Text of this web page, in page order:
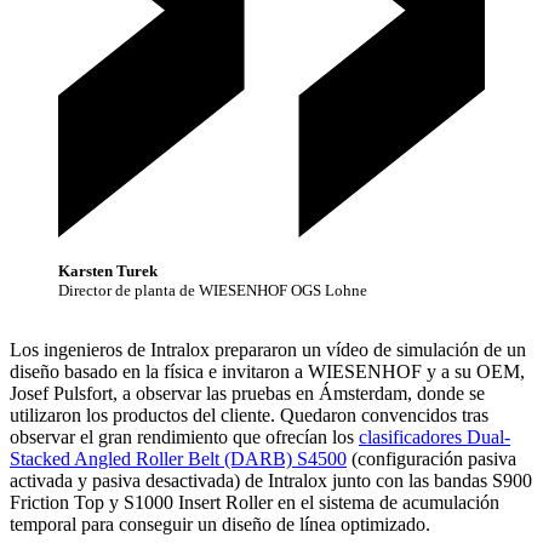
Karsten Turek
Director de planta de WIESENHOF OGS Lohne
Los ingenieros de Intralox prepararon un vídeo de simulación de un
diseño basado en la física e invitaron a WIESENHOF y a su OEM,
Josef Pulsfort, a observar las pruebas en Ámsterdam, donde se
utilizaron los productos del cliente. Quedaron convencidos tras
observar el gran rendimiento que ofrecían los clasificadores Dual-
Stacked Angled Roller Belt (DARB) S4500 (configuración pasiva
activada y pasiva desactivada) de Intralox junto con las bandas S900
Friction Top y S1000 Insert Roller en el sistema de acumulación
temporal para conseguir un diseño de línea optimizado.